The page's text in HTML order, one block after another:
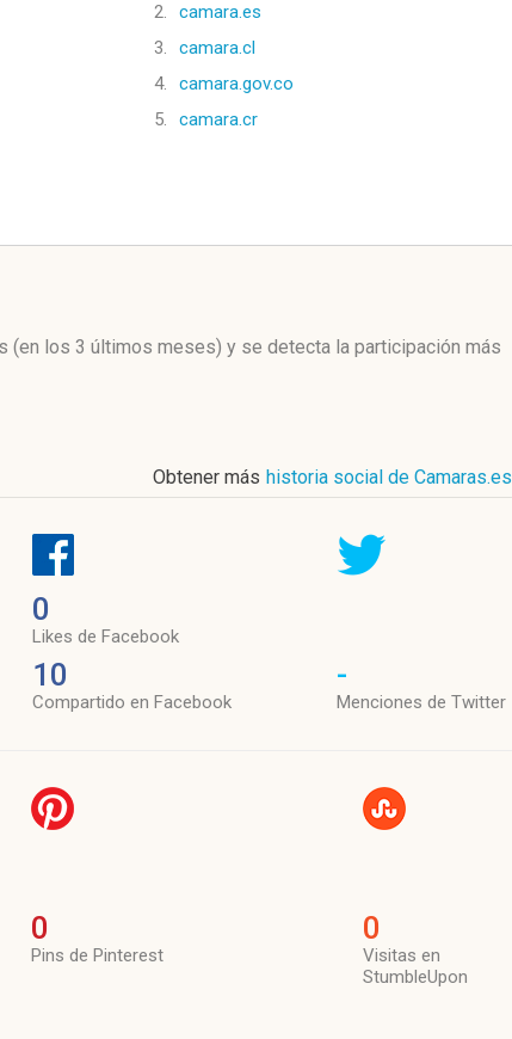
2.
camara.es
3.
camara.cl
4.
camara.gov.co
5.
camara.cr
(en los 3 últimos meses) y se detecta la participación más
Obtener más historia social de Camaras.es
0
Likes de Facebook
10
Compartido en Facebook
-
Menciones de Twitter
0
Pins de Pinterest
0
Visitas en
StumbleUpon